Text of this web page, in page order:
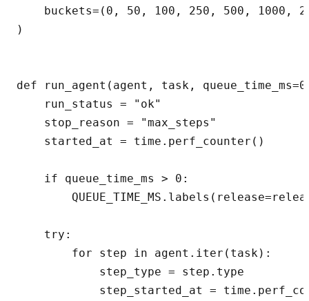
buckets=(0, 50, 100, 250, 500, 1000,
)
def run_agent(agent, task,
    run_status = "ok"
    stop_reason = "max_steps"
    started_at = time.perf_counter()
    if queue_time_ms > 0:
    try:
        for step in agent.iter(task):
            step_type = step.type
step_started_at =